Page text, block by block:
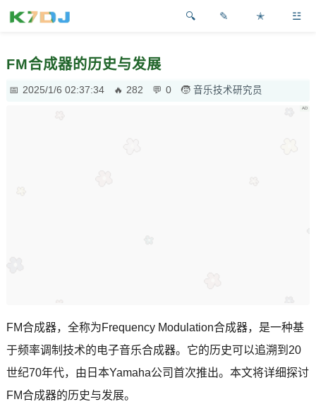
✎ ✭ ☳
FM合成器的历史与发展
2025/1/6 02:37:34 282 0 音乐技术研究员
FM合成器，全称为Frequency Modulation合成器，是一种基
于频率调制技术的电子音乐合成器。它的历史可以追溯到20
世纪70年代，由日本Yamaha公司首次推出。本文将详细探讨
FM合成器的历史与发展。